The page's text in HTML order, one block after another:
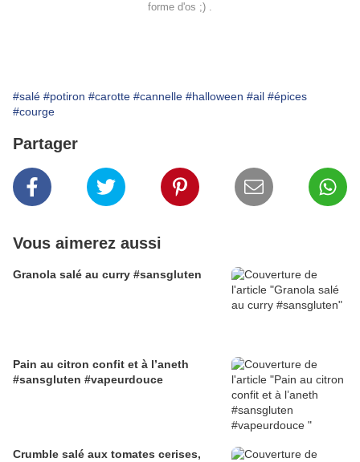
forme d'os ;) .
#salé #potiron #carotte #cannelle #halloween #ail #épices
#courge
Partager
Vous aimerez aussi
Granola salé au curry #sansgluten
Pain au citron confit et à l’aneth
#sansgluten #vapeurdouce
Crumble salé aux tomates cerises,